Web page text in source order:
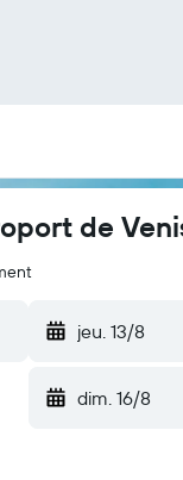
de
jeu. 13/8
dim. 16/8